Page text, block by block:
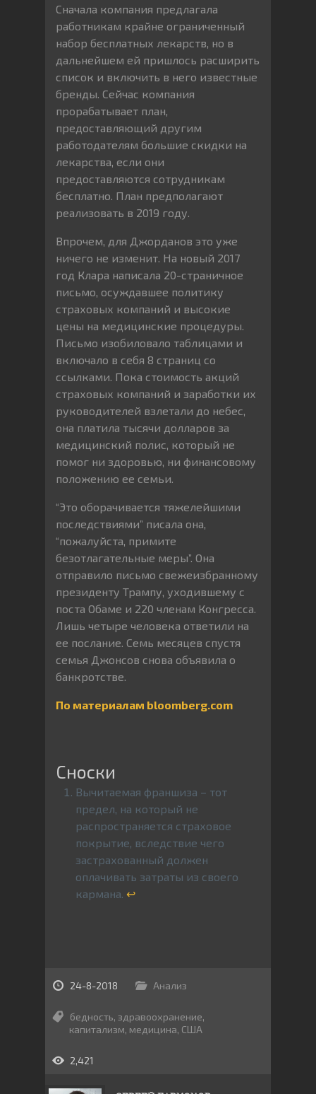
Сначала компания предлагала
работникам крайне ограниченный
набор бесплатных лекарств, но в
дальнейшем ей пришлось расширить
список и включить в него известные
бренды. Сейчас компания
прорабатывает план,
предоставляющий другим
работодателям большие скидки на
лекарства, если они
предоставляются сотрудникам
бесплатно. План предполагают
реализовать в 2019 году.
Впрочем, для Джорданов это уже
ничего не изменит. На новый 2017
год Клара написала 20-страничное
письмо, осуждавшее политику
страховых компаний и высокие
цены на медицинские процедуры.
Письмо изобиловало таблицами и
включало в себя 8 страниц со
ссылками. Пока стоимость акций
страховых компаний и заработки их
руководителей взлетали до небес,
она платила тысячи долларов за
медицинский полис, который не
помог ни здоровью, ни финансовому
положению ее семьи.
“Это оборачивается тяжелейшими
последствиями” писала она,
“пожалуйста, примите
безотлагательные меры”. Она
отправило письмо свежеизбранному
президенту Трампу, уходившему с
поста Обаме и 220 членам Конгресса.
Лишь четыре человека ответили на
ее послание. Семь месяцев спустя
семья Джонсов снова объявила о
банкротстве.
По материалам bloomberg.com
Вычитаемая франшиза – тот
предел, на который не
распространяется страховое
покрытие, вследствие чего
застрахованный должен
оплачивать затраты из своего
кармана. ↩
24-8-2018 Анализ
бедность, здравоохранение,
капитализм, медицина, США
2,421